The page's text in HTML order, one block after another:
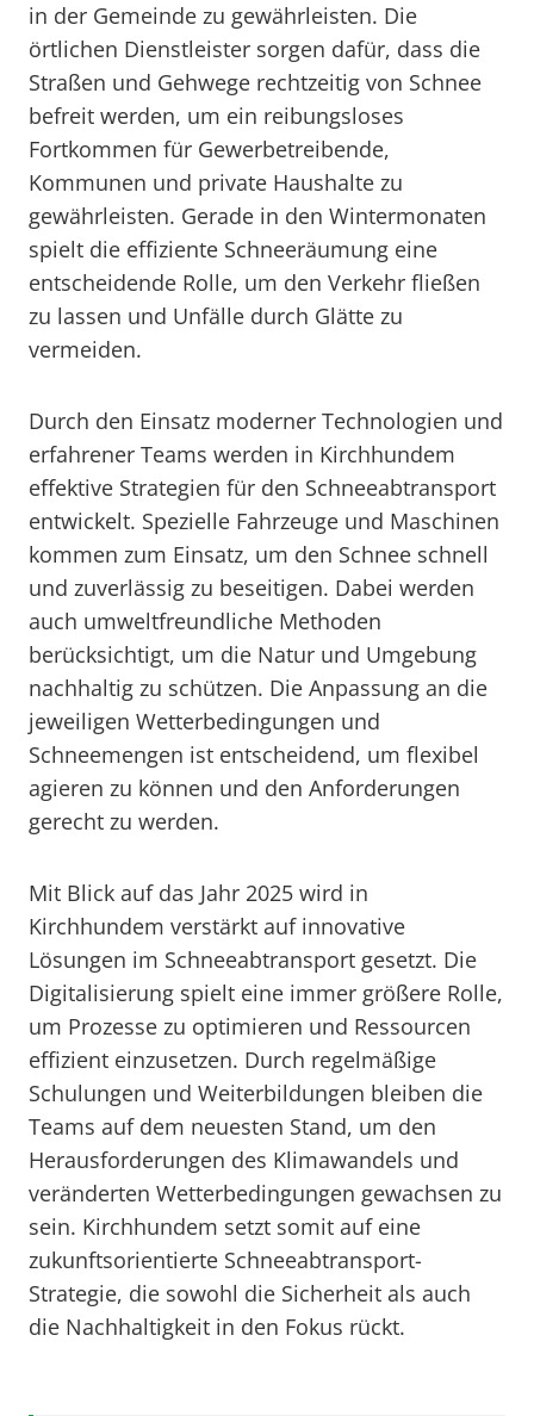
in der Gemeinde zu gewährleisten. Die
örtlichen Dienstleister sorgen dafür, dass die
Straßen und Gehwege rechtzeitig von Schnee
befreit werden, um ein reibungsloses
Fortkommen für Gewerbetreibende,
Kommunen und private Haushalte zu
gewährleisten. Gerade in den Wintermonaten
spielt die effiziente Schneeräumung eine
entscheidende Rolle, um den Verkehr fließen
zu lassen und Unfälle durch Glätte zu
vermeiden.
Durch den Einsatz moderner Technologien und
erfahrener Teams werden in Kirchhundem
effektive Strategien für den Schneeabtransport
entwickelt. Spezielle Fahrzeuge und Maschinen
kommen zum Einsatz, um den Schnee schnell
und zuverlässig zu beseitigen. Dabei werden
auch umweltfreundliche Methoden
berücksichtigt, um die Natur und Umgebung
nachhaltig zu schützen. Die Anpassung an die
jeweiligen Wetterbedingungen und
Schneemengen ist entscheidend, um flexibel
agieren zu können und den Anforderungen
gerecht zu werden.
Mit Blick auf das Jahr 2025 wird in
Kirchhundem verstärkt auf innovative
Lösungen im Schneeabtransport gesetzt. Die
Digitalisierung spielt eine immer größere Rolle,
um Prozesse zu optimieren und Ressourcen
effizient einzusetzen. Durch regelmäßige
Schulungen und Weiterbildungen bleiben die
Teams auf dem neuesten Stand, um den
Herausforderungen des Klimawandels und
veränderten Wetterbedingungen gewachsen zu
sein. Kirchhundem setzt somit auf eine
zukunftsorientierte Schneeabtransport-
Strategie, die sowohl die Sicherheit als auch
die Nachhaltigkeit in den Fokus rückt.